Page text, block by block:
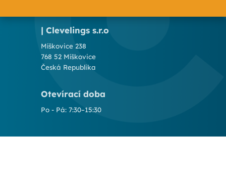
| Clevelings s.r.o
Míškovice 238
768 52 Míškovice
Česká Republika
Otevírací doba
Po - Pá: 7:30–15:30